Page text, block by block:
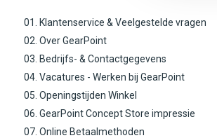
01. Klantenservice & Veelgestelde vragen
02. Over GearPoint
03. Bedrijfs- & Contactgegevens
04. Vacatures - Werken bij GearPoint
05. Openingstijden Winkel
06. GearPoint Concept Store impressie
07. Online Betaalmethoden